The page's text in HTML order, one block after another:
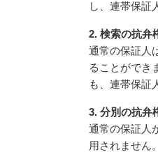
し、連帯保証
2. 検索の抗弁
通常の保証人
ることができ
も、連帯保証
3. 分別の抗弁
通常の保証人
用されません